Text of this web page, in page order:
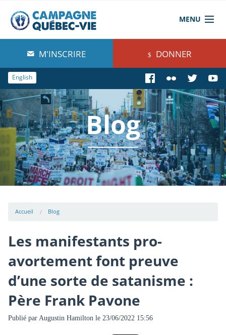
MENU
À propos de nous
Blog
Comprendre
Agir
Boutique
M'INSCRIRE DONNER
English
Blog
Accueil Blog
Les manifestants pro-
avortement font preuve
d’une sorte de satanisme :
Père Frank Pavone
Publié par Augustin Hamilton le 23/06/2022 15:56